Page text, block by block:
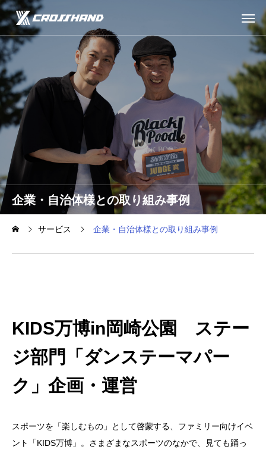
企業・自治体様との取り組み事例
サービス 企業・自治体様との取り組み事例
KIDS万博in岡崎公園 ステー
ジ部門「ダンステーマパー
ク」企画・運営
スポーツを「楽しむもの」として啓蒙する、ファミリー向けイベ
ント「KIDS万博」。さまざまなスポーツのなかで、見ても踊っ